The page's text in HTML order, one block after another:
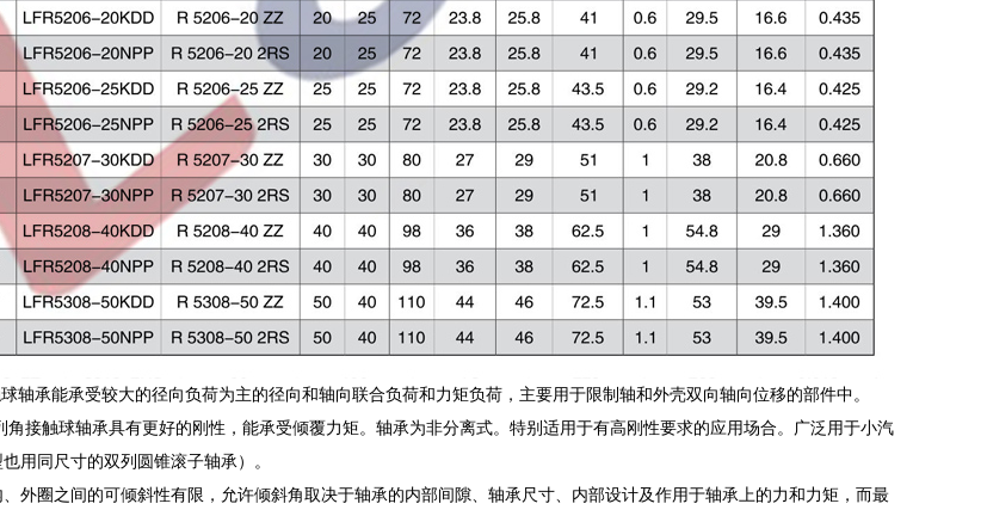
轴承能承受较大的径向负荷为主的径向和轴向联合负荷和力矩负荷，主要用于限制轴和外壳双向轴向位移的部件中。
角接触球轴承具有更好的刚性，能承受倾覆力矩。轴承为非分离式。特别适用于有高刚性要求的应用场合。广泛用于小汽
用同尺寸的双列圆锥滚子轴承）。
外圈之间的可倾斜性有限，允许倾斜角取决于轴承的内部间隙、轴承尺寸、内部设计及作用于轴承上的力和力矩，而最